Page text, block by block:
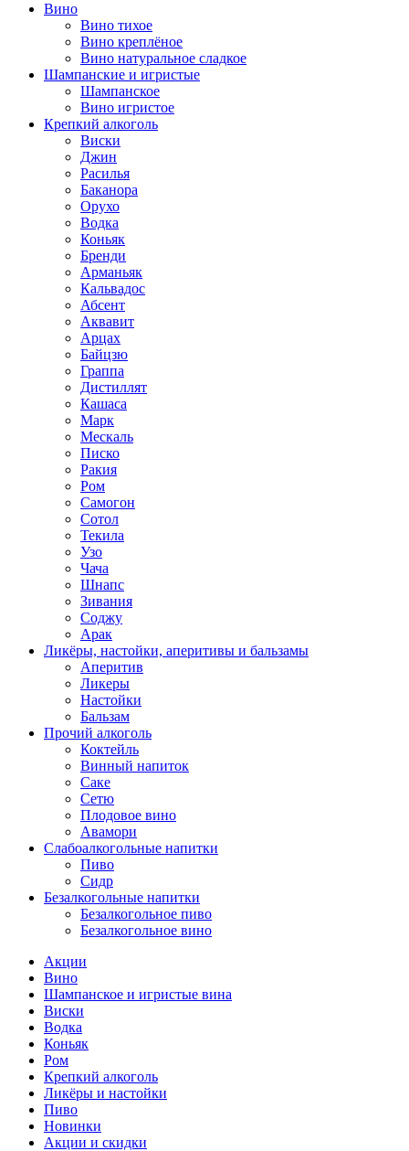
Вино
Вино тихое
Вино креплёное
Вино натуральное сладкое
Шампанские и игристые
Шампанское
Вино игристое
Крепкий алкоголь
Виски
Джин
Расилья
Баканора
Орухо
Водка
Коньяк
Бренди
Арманьяк
Кальвадос
Абсент
Аквавит
Арцах
Байцзю
Граппа
Дистиллят
Кашаса
Марк
Мескаль
Писко
Ракия
Ром
Самогон
Сотол
Текила
Узо
Чача
Шнапс
Зивания
Соджу
Арак
Ликёры, настойки, аперитивы и бальзамы
Аперитив
Ликеры
Настойки
Бальзам
Прочий алкоголь
Коктейль
Винный напиток
Саке
Сетю
Плодовое вино
Авамори
Слабоалкогольные напитки
Пиво
Сидр
Безалкогольные напитки
Безалкогольное пиво
Безалкогольное вино
Акции
Вино
Шампанское и игристые вина
Виски
Водка
Коньяк
Ром
Крепкий алкоголь
Ликёры и настойки
Пиво
Новинки
Акции и скидки